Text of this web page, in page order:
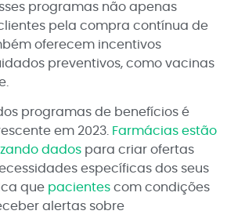
programas não apenas
pela compra contínua de
oferecem incentivos
preventivos, como vacinas
programas de benefícios é
em 2023. Farmácias estão
dados para criar ofertas
específicas dos seus
que pacientes com condições
alertas sobre